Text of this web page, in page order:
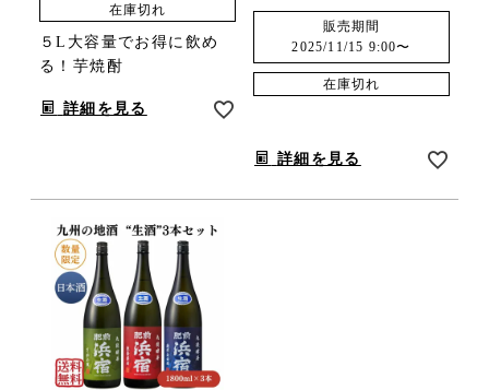
在庫切れ
５L大容量でお得に飲め
る！芋焼酎
詳細を見る
販売期間
2025/11/15 9:00〜
在庫切れ
詳細を見る